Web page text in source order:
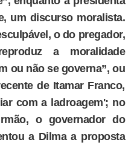
um discurso moralista.
o do pregador,
a moralidade
ou não se governa”, ou
de Itamar Franco,
com a ladroagem'; no
o governador do
a Dilma a proposta